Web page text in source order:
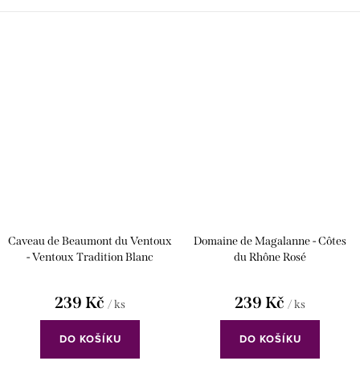
Caveau de Beaumont du Ventoux
- Ventoux Tradition Blanc
239 Kč / ks
DO KOŠÍKU
Domaine de Magalanne - Côtes
du Rhône Rosé
239 Kč / ks
DO KOŠÍKU